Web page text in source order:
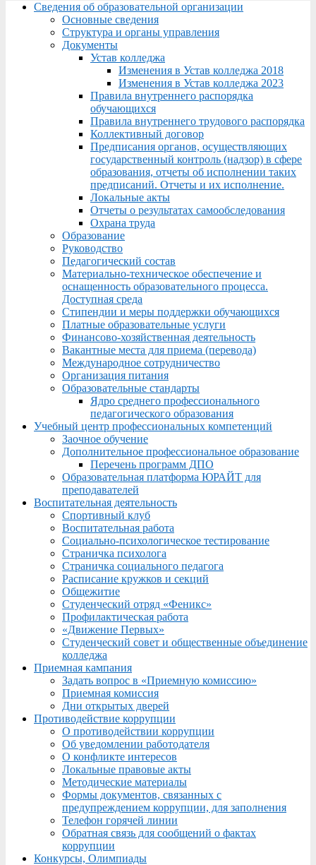
Menu
Сведения об образовательной организации
Основные сведения
Структура и органы управления
Документы
Устав колледжа
Изменения в Устав колледжа 2018
Изменения в Устав колледжа 2023
Правила внутреннего распорядка
обучающихся
Правила внутреннего трудового распорядка
Коллективный договор
Предписания органов, осуществляющих
государственный контроль (надзор) в сфере
образования, отчеты об исполнении таких
предписаний. Отчеты и их исполнение.
Локальные акты
Отчеты о результатах самообследования
Охрана труда
Образование
Руководство
Педагогический состав
Материально-техническое обеспечение и
оснащенность образовательного процесса.
Доступная среда
Стипендии и меры поддержки обучающихся
Платные образовательные услуги
Финансово-хозяйственная деятельность
Вакантные места для приема (перевода)
Международное сотрудничество
Организация питания
Образовательные стандарты
Ядро среднего профессионального
педагогического образования
Учебный центр профессиональных компетенций
Заочное обучение
Дополнительное профессиональное образование
Перечень программ ДПО
Образовательная платформа ЮРАЙТ для
преподавателей
Воспитательная деятельность
Спортивный клуб
Воспитательная работа
Социально-психологическое тестирование
Страничка психолога
Страничка социального педагога
Расписание кружков и секций
Общежитие
Студенческий отряд «Феникс»
Профилактическая работа
«Движение Первых»
Студенческий совет и общественные объединение
колледжа
Приемная кампания
Задать вопрос в «Приемную комиссию»
Приемная комиссия
Дни открытых дверей
Противодействие коррупции
О противодействии коррупции
Об уведомлении работодателя
О конфликте интересов
Локальные правовые акты
Методические материалы
Формы документов, связанных с
предупреждением коррупции, для заполнения
Телефон горячей линии
Обратная связь для сообщений о фактах
коррупции
Конкурсы, Олимпиады